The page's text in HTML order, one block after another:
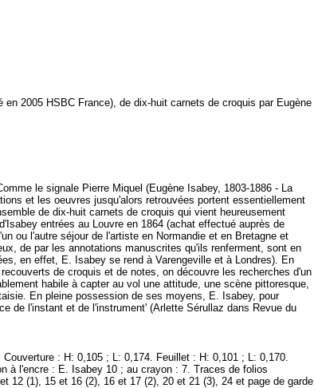
2005 HSBC France), de dix-huit carnets de croquis par Eugène
le signale Pierre Miquel (Eugène Isabey, 1803-1886 - La
et les oeuvres jusqu'alors retrouvées portent essentiellement
de dix-huit carnets de croquis qui vient heureusement
entrées au Louvre en 1864 (achat effectué auprès de
ou l'autre séjour de l'artiste en Normandie et en Bretagne et
de par les annotations manuscrites qu'ils renferment, sont en
en effet, E. Isabey se rend à Varengeville et à Londres). En
de croquis et de notes, on découvre les recherches d'un
habile à capter au vol une attitude, une scène pittoresque,
En pleine possession de ses moyens, E. Isabey, pour
de l'instant et de l'instrument' (Arlette Sérullaz dans Revue du
: H: 0,105 ; L: 0,174. Feuillet : H: 0,101 ; L: 0,170.
à l'encre : E. Isabey 10 ; au crayon : 7. Traces de folios
12 (1), 15 et 16 (2), 16 et 17 (2), 20 et 21 (3), 24 et page de garde